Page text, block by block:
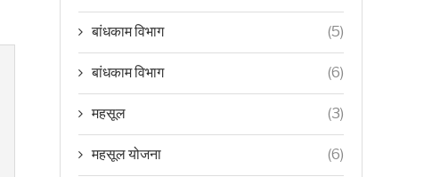
बांधकाम विभाग (5)
बांधकाम विभाग (6)
महसूल (3)
महसूल योजना (6)